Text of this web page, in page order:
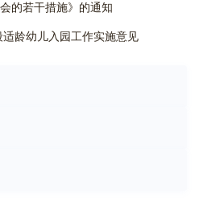
的若干措施》的通知
龄幼儿入园工作实施意见